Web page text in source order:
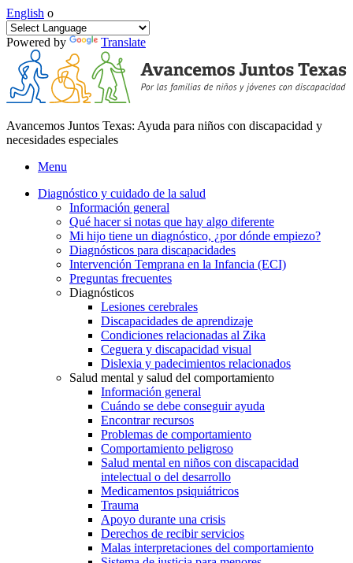
English o
Powered by Translate
Avancemos Juntos Texas: Ayuda para niños con discapacidad y
necesidades especiales
Menu
Diagnóstico y cuidado de la salud
Información general
Qué hacer si notas que hay algo diferente
Mi hijo tiene un diagnóstico, ¿por dónde empiezo?
Diagnósticos para discapacidades
Intervención Temprana en la Infancia (ECI)
Preguntas frecuentes
Diagnósticos
Lesiones cerebrales
Discapacidades de aprendizaje
Condiciones relacionadas al Zika
Ceguera y discapacidad visual
Dislexia y padecimientos relacionados
Salud mental y salud del comportamiento
Información general
Cuándo se debe conseguir ayuda
Encontrar recursos
Problemas de comportamiento
Comportamiento peligroso
Salud mental en niños con discapacidad
intelectual o del desarrollo
Medicamentos psiquiátricos
Trauma
Apoyo durante una crisis
Derechos de recibir servicios
Malas interpretaciones del comportamiento